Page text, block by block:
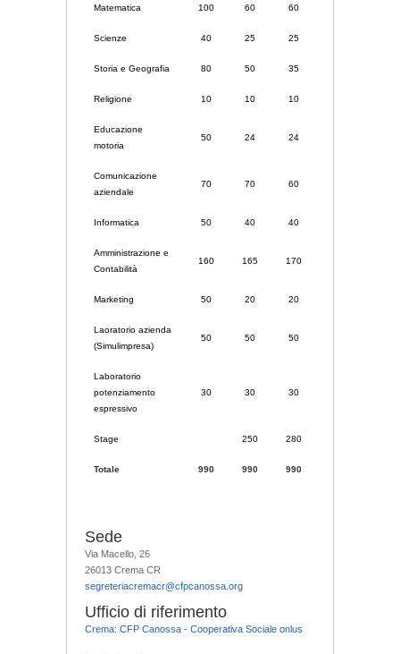
Matematica 100 60 60
Scienze 40 25 25
Storia e Geografia 80 50 35
Religione 10 10 10
Educazione
motoria
50 24 24
Comunicazione
aziendale
70 70 60
Informatica 50 40 40
Amministrazione e
Contabilità
160 165 170
Marketing 50 20 20
Laoratorio azienda
(Simulimpresa)
50 50 50
Laboratorio
potenziamento
espressivo
30 30 30
Stage 250 280
Totale 990 990 990
Sede
Via Macello, 26
26013 Crema CR
segreteriacremacr@cfpcanossa.org
Ufficio di riferimento
Crema: CFP Canossa - Cooperativa Sociale onlus